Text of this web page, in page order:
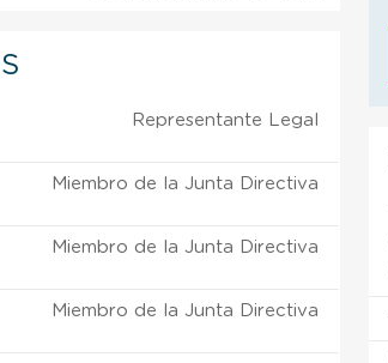
Representante Legal
Miembro de la Junta Directiva
Miembro de la Junta Directiva
Miembro de la Junta Directiva